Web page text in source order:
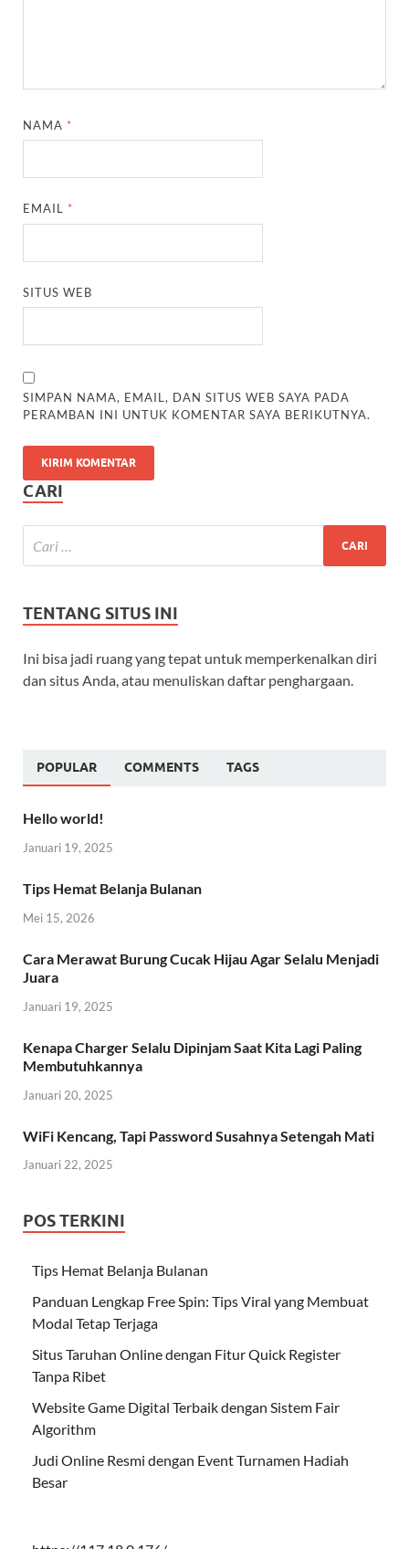
NAMA *
EMAIL *
SITUS WEB
SIMPAN NAMA, EMAIL, DAN SITUS WEB SAYA PADA
PERAMBAN INI UNTUK KOMENTAR SAYA BERIKUTNYA.
CARI
TENTANG SITUS INI
Ini bisa jadi ruang yang tepat untuk memperkenalkan diri
dan situs Anda, atau menuliskan daftar penghargaan.
POPULAR COMMENTS TAGS
Hello world!
Januari 19, 2025
Tips Hemat Belanja Bulanan
Mei 15, 2026
Cara Merawat Burung Cucak Hijau Agar Selalu Menjadi
Juara
Januari 19, 2025
Kenapa Charger Selalu Dipinjam Saat Kita Lagi Paling
Membutuhkannya
Januari 20, 2025
WiFi Kencang, Tapi Password Susahnya Setengah Mati
Januari 22, 2025
POS TERKINI
Tips Hemat Belanja Bulanan
Panduan Lengkap Free Spin: Tips Viral yang Membuat
Modal Tetap Terjaga
Situs Taruhan Online dengan Fitur Quick Register
Tanpa Ribet
Website Game Digital Terbaik dengan Sistem Fair
Algorithm
Judi Online Resmi dengan Event Turnamen Hadiah
Besar